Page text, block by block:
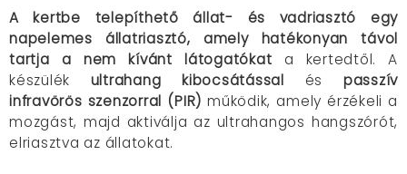
A kertbe telepíthető állat- és vadriasztó egy
napelemes állatriasztó, amely hatékonyan távol
tartja a nem kívánt látogatókat a kertedtől. A
készülék ultrahang kibocsátással és passzív
infravörös szenzorral (PIR) működik, amely érzékeli a
mozgást, majd aktiválja az ultrahangos hangszórót,
elriasztva az állatokat.